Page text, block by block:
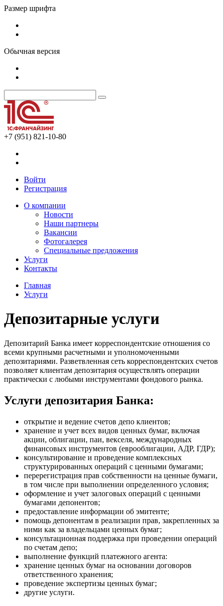
Размер шрифта
Обычная версия
+7 (951) 821-10-80
Войти
Регистрация
О компании
Новости
Наши партнеры
Вакансии
Фотогалерея
Специальные предложения
Услуги
Контакты
Главная
Услуги
Депозитарные услуги
Депозитарий Банка имеет корреспондентские отношения со
всеми крупными расчетными и уполномоченными
депозитариями. Разветвленная сеть корреспондентских счетов
позволяет клиентам депозитария осуществлять операции
практически с любыми инструментами фондового рынка.
Услуги депозитария Банка:
открытие и ведение счетов депо клиентов;
хранение и учет всех видов ценных бумаг, включая
акции, облигации, паи, векселя, международных
финансовых инструментов (еврооблигации, АДР, ГДР);
консультирование и проведение комплексных
структурированных операций с ценными бумагами;
перерегистрация прав собственности на ценные бумаги,
в том числе при выполнении определенного условия;
оформление и учет залоговых операций с ценными
бумагами депонентов;
предоставление информации об эмитенте;
помощь депонентам в реализации прав, закрепленных за
ними как за владельцами ценных бумаг;
консультационная поддержка при проведении операций
по счетам депо;
выполнение функций платежного агента:
хранение ценных бумаг на основании договоров
ответственного хранения;
проведение экспертизы ценных бумаг;
другие услуги.